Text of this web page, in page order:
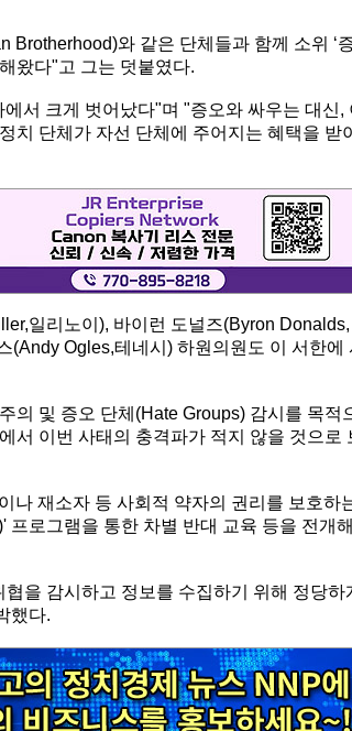
와 같은 단체들과 함께 소위 ‘
왔다"고 그는 덧붙였다.
서 크게 벗어났다"며 "증오와 싸우는 대신,
치 단체가 자선 단체에 주어지는 혜택을 받
일리노이), 바이런 도널즈(Byron Donalds,
(Andy Ogles,테네시) 하원의원도 이 서한에
의 및 증오 단체(Hate Groups) 감시를 목적
서 이번 사태의 충격파가 적지 않을 것으로
나 재소자 등 사회적 약자의 권리를 보호하
프로그램을 통한 차별 반대 교육 등을 전개
을 감시하고 정보를 수집하기 위해 정당하
했다.